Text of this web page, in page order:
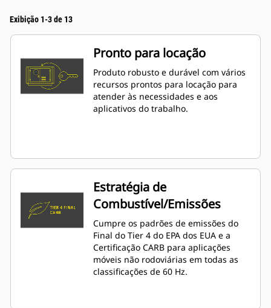
Exibição 1-3 de 13
Pronto para locação
Produto robusto e durável com vários
recursos prontos para locação para
atender às necessidades e aos
aplicativos do trabalho.
Estratégia de
Combustível/Emissões
Cumpre os padrões de emissões do
Final do Tier 4 do EPA dos EUA e a
Certificação CARB para aplicações
móveis não rodoviárias em todas as
classificações de 60 Hz.